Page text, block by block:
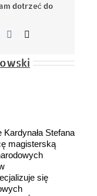
dotrzeć do
Stefana
magisterską
się